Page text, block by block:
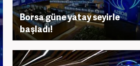
Borsa güne yatay seyirle
başladı!